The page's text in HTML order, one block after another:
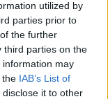
utilized by
parties prior to
the further
third parties on the
information may
the IAB’s List of
it to other
(3), 13.
Veržej (0),